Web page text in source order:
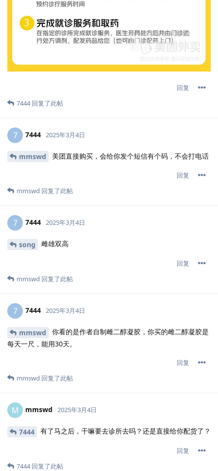
回复
7444回复了此帖
7 7444 2025年3月4日
mmswd 美团直接购买，会给你发个短信有个码，不会打电话
回复
mmswd 回复了此帖
7 7444 2025年3月4日
song 雌雄双高
回复
mmswd 回复了此帖
7 7444 2025年3月4日
mmswd
你看的是作者自制雌二醇凝胶，你买的雌二醇凝胶是
每天一尺，能用30天。
回复
mmswd 回复了此帖
M mmswd 2025年3月4日
7444 有了马之后，干嘛要去诊所去吗？还是直接给你配货了？
回复
7444回复了此帖